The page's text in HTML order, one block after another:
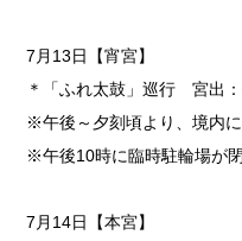
7月13日【宵宮】
＊「ふれ太鼓」巡行 宮出
※午後～夕刻頃より、境内
※午後10時に臨時駐輪場が閉
7月14日【本宮】